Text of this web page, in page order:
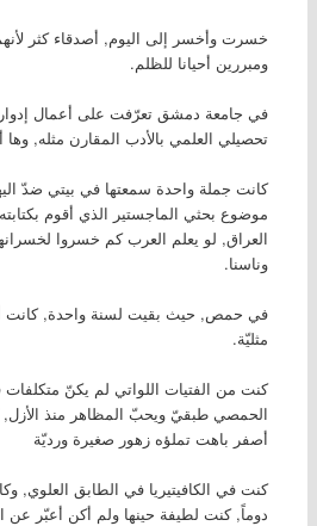
خسرت وأخسر إلى اليوم, أصدقاء كثر
ومبررين أحيانا للظلم.
في جامعة دمشق تعرّفت على أعمال
تحصيلي العلمي بالأدب المقارن مثله, وها
كانت جملة واحدة سمعتها في بيتي ضدّ
موضوع بحثي الماجستير الذي أقوم
العراق, لو يعلم العرب كم خسروا
وناسنا.
في حمص, حيث بقيت لسنة واحدة, كانت
مثليّة.
كنت من الفتيات اللواتي لم يكنّ
الحمصي طبقيّ ويحبّ المظاهر منذ
أصفر باهت تملؤه زهور صغيرة ورديّة
كنت في الكافيتيريا في الطابق العلوي,
دوماً, كنت لطيفة حينها ولم أكن أعبّر عن